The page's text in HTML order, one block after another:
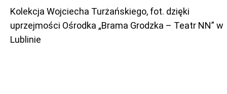
Kolekcja Wojciecha Turżańskiego, fot. dzięki
uprzejmości Ośrodka „Brama Grodzka – Teatr NN” w
Lublinie